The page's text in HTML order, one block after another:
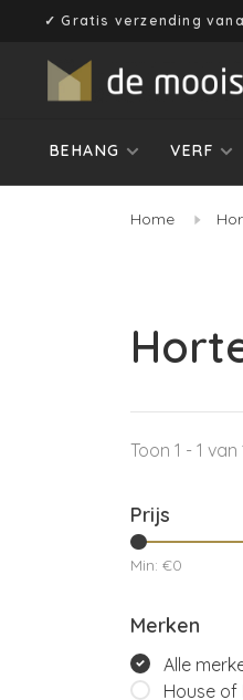
✓ Gratis verzending
BEHANG VERF
Home
Toon 1 - 1 van
Prijs
Min: €0
Merken
Alle
House of